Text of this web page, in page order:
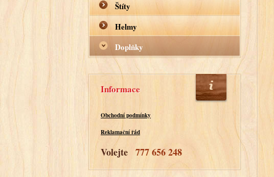
Štíty
Helmy
Doplňky
Informace
Obchodní podmínky
Reklamační řád
Volejte 777 656 248